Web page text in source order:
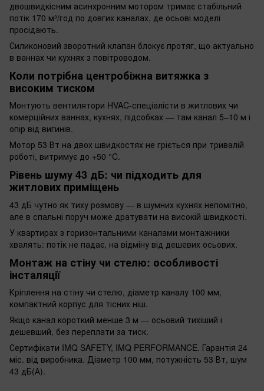
двошвидкісним асинхронним мотором тримає стабільний
потік 170 м³/год по довгих каналах, де осьові моделі
просідають.
Силиконовий зворотний клапан блокує протяг, що актуально
в ваннах чи кухнях з повітроводом.
Коли потрібна центробіжна витяжка з
високим тиском
Монтують вентилятори HVAC-спеціалісти в житлових чи
комерційних ваннах, кухнях, підсобках — там канал 5–10 м і
опір від вигинів.
Мотор 53 Вт на двох швидкостях не гріється при тривалій
роботі, витримує до +50 °C.
Рівень шуму 43 дБ: чи підходить для
житлових приміщень
43 дБ чутно як тиху розмову — в шумних кухнях непомітно,
але в спальні поруч може дратувати на високій швидкості.
У квартирах з горизонтальними каналами монтажники
хвалять: потік не падає, на відміну від дешевих осьових.
Монтаж на стіну чи стелю: особливості
інсталяції
Кріплення на стіну чи стелю, діаметр каналу 100 мм,
компактний корпус для тісних ніш.
Якщо канал короткий менше 3 м — осьовий тихіший і
дешевший, без переплати за тиск.
Сертифікати IMQ SAFETY, IMQ PERFORMANCE. Гарантія 24
міс. від виробника. Діаметр 100 мм, потужність 53 Вт, шум
43 дБ(А).